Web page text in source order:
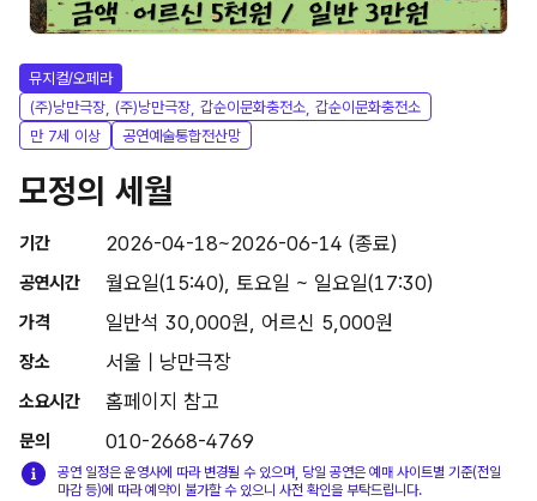
뮤지컬/오페라
(주)낭만극장, (주)낭만극장, 갑순이문화충전소, 갑순이문화충전소
만 7세 이상
공연예술통합전산망
모정의 세월
기간 2026-04-18~2026-06-14 (종료)
공연시간 월요일(15:40), 토요일 ~ 일요일(17:30)
가격 일반석 30,000원, 어르신 5,000원
장소 서울 | 낭만극장
소요시간 홈페이지 참고
문의 010-2668-4769
공연 일정은 운영사에 따라 변경될 수 있으며, 당일 공연은 예매 사이트별 기준(전일
마감 등)에 따라 예약이 불가할 수 있으니 사전 확인을 부탁드립니다.